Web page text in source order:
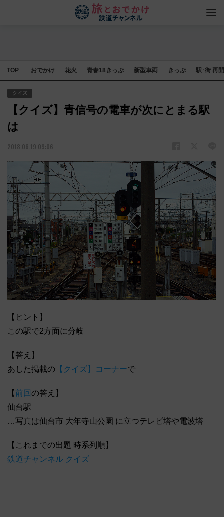
TOP おでかけ 花火 青春18きっぷ 新型車両 きっぷ 駅･街 再
クイズ
【クイズ】青信号の電車が次にとまる駅
は
2018.06.19 09:06
【ヒント】
この駅で2方面に分岐
【答え】
あした掲載の 【クイズ】コーナーで
【前回の答え】
仙台駅
…写真は仙台市 大年寺山公園 に立つテレビ塔や電波塔
【これまでの出題 時系列順】
鉄道チャンネル クイズ